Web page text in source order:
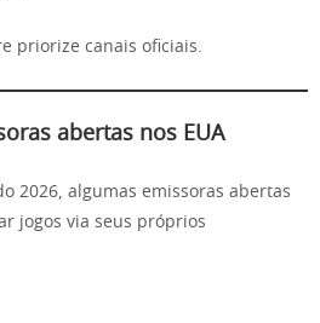
priorize canais oficiais.
abertas nos EUA
2026, algumas emissoras abertas
jogos via seus próprios